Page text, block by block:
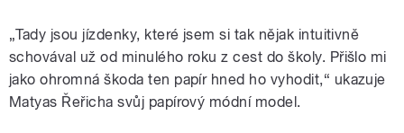
„Tady jsou jízdenky, které jsem si tak nějak intuitivně
schovával už od minulého roku z cest do školy. Přišlo mi
jako ohromná škoda ten papír hned ho vyhodit,“ ukazuje
Matyas Řeřicha svůj papírový módní model.